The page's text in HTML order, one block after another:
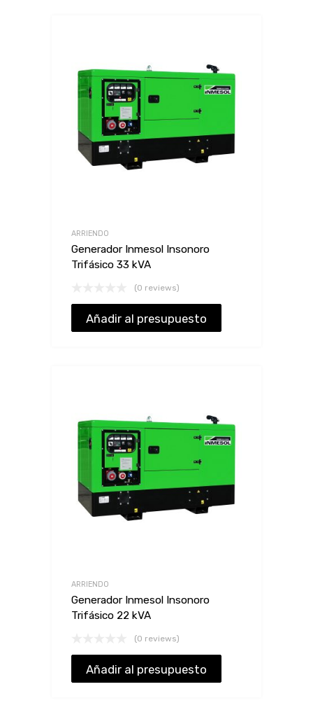
ARRIENDO
Generador Inmesol Insonoro
Trifásico 33 kVA
(0 reviews)
Añadir al presupuesto
ARRIENDO
Generador Inmesol Insonoro
Trifásico 22 kVA
(0 reviews)
Añadir al presupuesto